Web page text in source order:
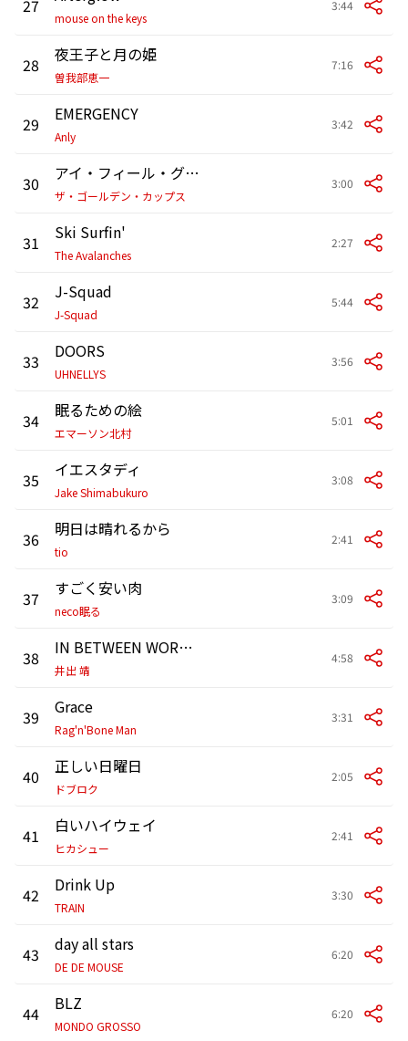
27
mouse on the keys
3:44
28 夜王子と月の姫
曽我部恵一
7:16
29 EMERGENCY
Anly
3:42
30 アイ・フィール・グッド
ザ・ゴールデン・カップス
3:00
31 Ski Surfin'
The Avalanches
2:27
32 J-Squad
J-Squad
5:44
33 DOORS
UHNELLYS
3:56
34 眠るための絵
エマーソン北村
5:01
35 イエスタディ
Jake Shimabukuro
3:08
36 明日は晴れるから
tio
2:41
37 すごく安い肉
neco眠る
3:09
38 IN BETWEEN WORLDS
井出 靖
4:58
39 Grace
Rag'n'Bone Man
3:31
40 正しい日曜日
ドブロク
2:05
41 白いハイウェイ
ヒカシュー
2:41
42 Drink Up
TRAIN
3:30
43 day all stars
DE DE MOUSE
6:20
44 BLZ
MONDO GROSSO
6:20